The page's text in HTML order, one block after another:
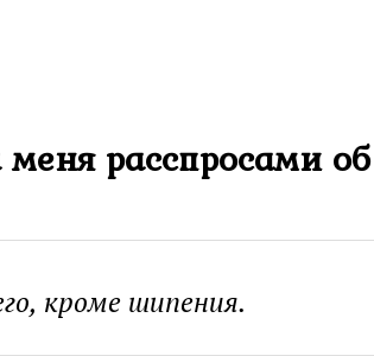
расспросами
кроме шипения.